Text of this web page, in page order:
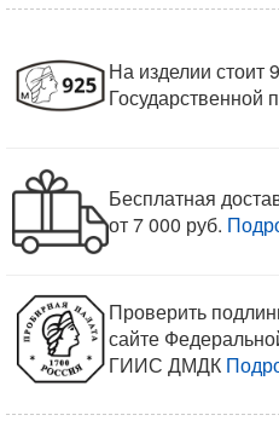
На изделии стоит
Государственной
Бесплатная
от 7 000 руб.
Проверить
сайте
ГИИС ДМДК